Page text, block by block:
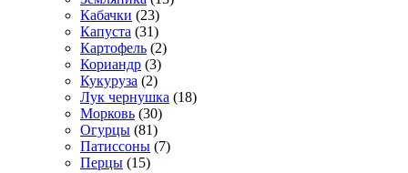
Кабачки (23)
Капуста (31)
Картофель (2)
Кориандр (3)
Кукуруза (2)
Лук чернушка (18)
Морковь (30)
Огурцы (81)
Патиссоны (7)
Перцы (15)